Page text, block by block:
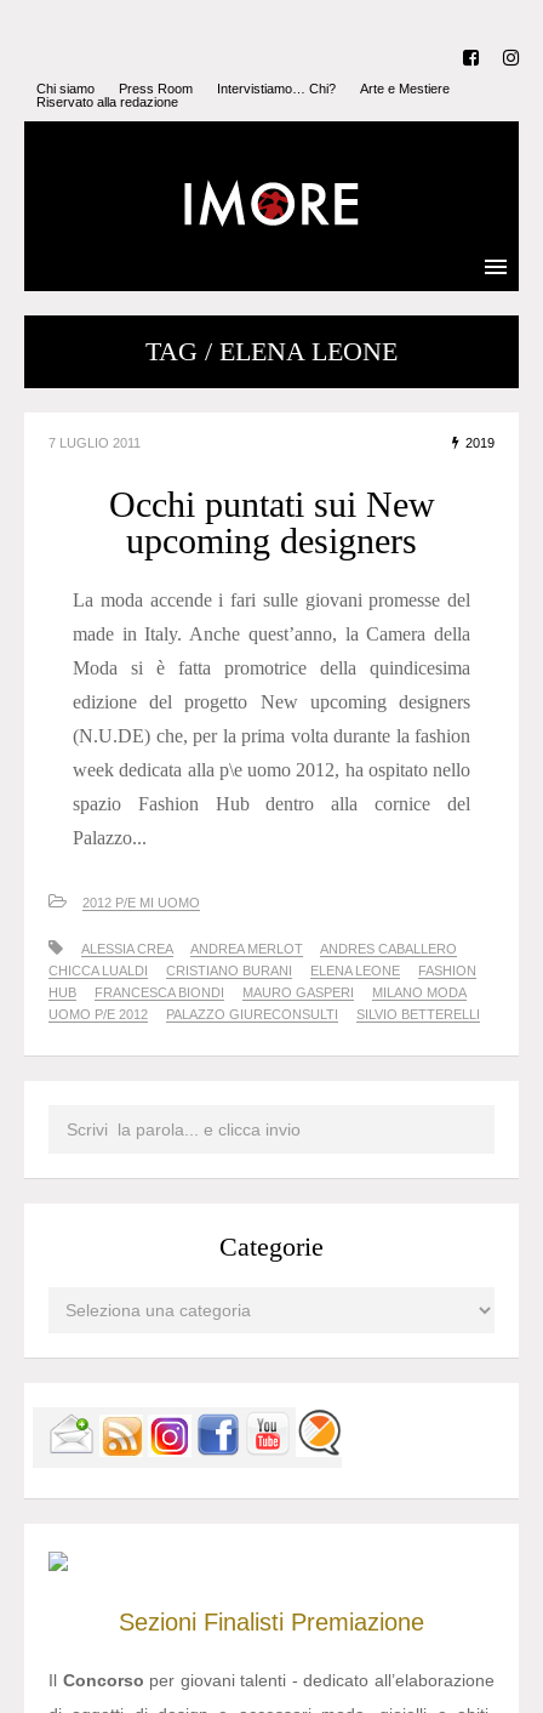
Chi siamo Press Room Intervistiamo… Chi?
Arte e Mestiere
Riservato alla redazione
TAG / ELENA LEONE
7 LUGLIO 2011 2019
Occhi puntati sui New
upcoming designers
La moda accende i fari sulle giovani promesse del
made in Italy. Anche quest’anno, la Camera della
Moda si è fatta promotrice della quindicesima
edizione del progetto New upcoming designers
(N.U.DE) che, per la prima volta durante la fashion
week dedicata alla p\e uomo 2012, ha ospitato nello
spazio Fashion Hub dentro alla cornice del
Palazzo...
2012 P/E MI UOMO
ALESSIA CREA ANDREA MERLOT
ANDRES CABALLERO
CHICCA LUALDI
CRISTIANO BURANI ELENA LEONE
FASHION
HUB
FRANCESCA BIONDI MAURO GASPERI
MILANO MODA
UOMO P/E 2012
PALAZZO GIURECONSULTI SILVIO BETTERELLI
Categorie
Sezioni Finalisti Premiazione
Il Concorso per giovani talenti - dedicato all’elaborazione